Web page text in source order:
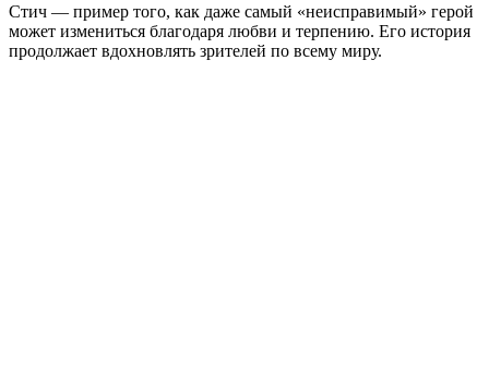
Стич — пример того, как даже самый «неисправимый» герой
может измениться благодаря любви и терпению. Его история
продолжает вдохновлять зрителей по всему миру.